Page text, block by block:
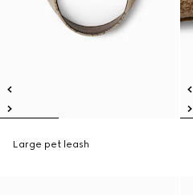
Large pet leash